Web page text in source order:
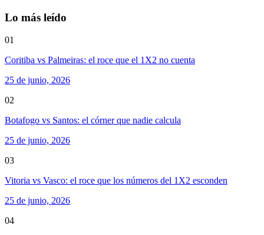
Lo más leído
01
Coritiba vs Palmeiras: el roce que el 1X2 no cuenta
25 de junio, 2026
02
Botafogo vs Santos: el córner que nadie calcula
25 de junio, 2026
03
Vitoria vs Vasco: el roce que los números del 1X2 esconden
25 de junio, 2026
04